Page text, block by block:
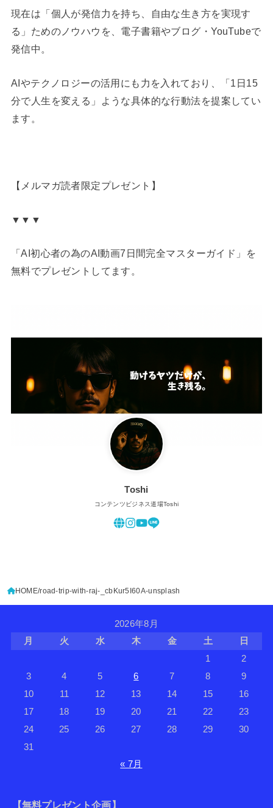
現在は「個人が発信力を持ち、自由な生き方を実現す
る」ためのノウハウを、電子書籍やブログ・YouTubeで
発信中。
AIやテクノロジーの活用にも力を入れており、「1日15
分で人生を変える」ような具体的な行動法を提案してい
ます。
【メルマガ読者限定プレゼント】
▼▼▼
「AI初心者の為のAI動画7日間完全マスターガイド」を
無料でプレゼントしてます。
Toshi
コンテンツビジネス道場Toshi
HOME road-trip-with-raj-_cbKur5I60A-unsplash
2026年8月
月
火 水 木 金 土
日
1
2
3
4 5 6 7 8
9
10
11 12 13 14 15
16
17
18 19 20 21 22
23
24
25 26 27 28 29
30
31
« 7月
【無料プレゼント企画】